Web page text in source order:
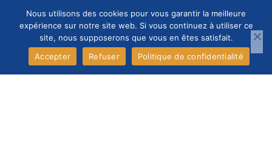
Menu
Nous utilisons des cookies pour vous garantir la meilleure
expérience sur notre site web. Si vous continuez à utiliser ce
site, nous supposerons que vous en êtes satisfait.
Accepter
Refuser Politique de confidentialité